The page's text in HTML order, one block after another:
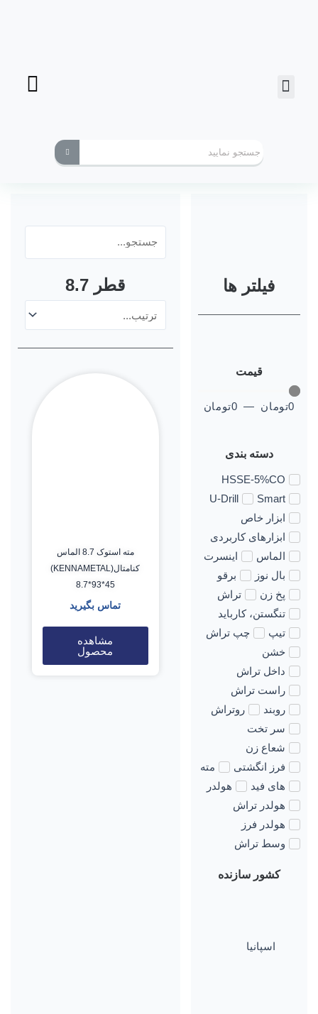
فیلتر ها
قیمت
0تومان —
0تومان
دسته بندی
HSSE-5%CO
Smart
U-Drill
ابزار خاص
ابزارهای کاربردی
الماس
اینسرت
بال نوز
برقو
پخ زن
تراش
تنگستن، کارباید
تیپ
چپ تراش
خشن
داخل تراش
راست تراش
روبند
روتراش
سر تخت
شعاع زن
فرز انگشتی
مته
های فید
هولدر
هولدر تراش
هولدر فرز
وسط تراش
کشور سازنده
اسپانیا
قطر 8.7
مته استوک 8.7 الماس
کنامتال(KENNAMETAL)
8.7*93*45
تماس بگیرید
مشاهده
محصول